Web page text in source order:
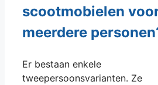
scootmobielen
meerdere
Er bestaan enkele
tweepersoonsvarianten. Ze